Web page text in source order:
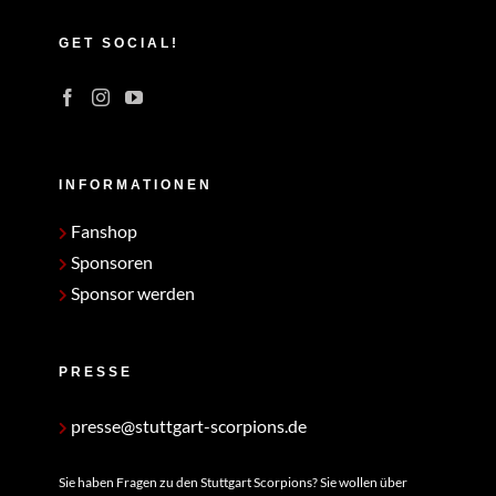
GET SOCIAL!
INFORMATIONEN
Fanshop
Sponsoren
Sponsor werden
PRESSE
presse@stuttgart-scorpions.de
Sie haben Fragen zu den Stuttgart Scorpions? Sie wollen über